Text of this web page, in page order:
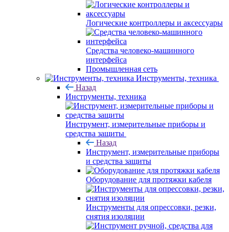
Логические контроллеры и аксессуары
Средства человеко-машинного
интерфейса
Промышленная сеть
Инструменты, техника
Назад
Инструменты, техника
Инструмент, измерительные приборы и
средства защиты
Назад
Инструмент, измерительные приборы
и средства защиты
Оборудование для протяжки кабеля
Инструменты для опрессовки, резки,
снятия изоляции